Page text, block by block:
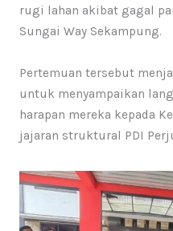
rugi lahan akibat gagal
Sungai Way Sekampung.
Pertemuan tersebut
untuk menyampaikan
harapan mereka kepada
jajaran struktural PDI